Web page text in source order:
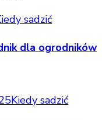
sadzić
dla ogrodników
Kiedy sadzić